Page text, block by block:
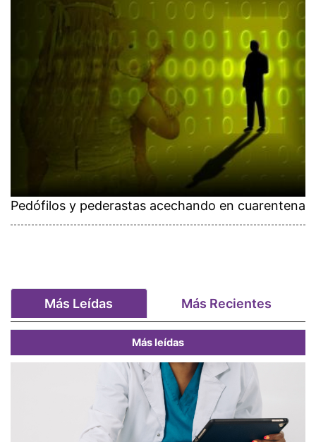
Pedófilos y pederastas acechando en cuarentena
Más Leídas Más Recientes
Más leídas